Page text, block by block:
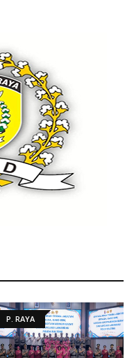
P. RAYA